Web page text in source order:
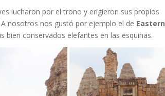
lucharon por el trono y erigieron sus propios
nosotros nos gustó por ejemplo el de Eastern
bien conservados elefantes en las esquinas.